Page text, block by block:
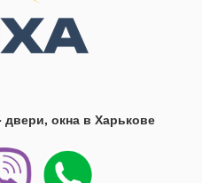
двери, окна в Харькове